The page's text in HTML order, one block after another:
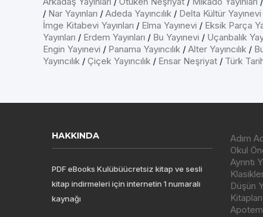
/ Nar Yayınları / Adeda Yayıncılık / Delta Kültür Yayınevi
İmge Kitabevi Yayınları / Elma Yayınevi / Eksik Parça
Yayınları / Erdem Yayınları / Bu Yayınevi / Uçanbalık
Engin Yayınevi / Panama Yayıncılık / Alter Yayıncılık /
Yayıncılık / Çiçek Yayıncılık / Ensar Neşriyat / Türk
HAKKINDA
PDF eBooks Kulübüücretsiz kitap ve sesli
kitap indirmeleri için internetin 1 numaralı
kaynağı
Adım
Okul
Ayrıntı
Düşün
Kitapları